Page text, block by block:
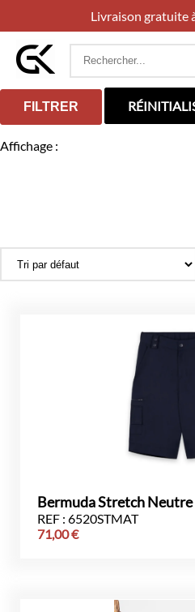
Livraison gratuite
Rechercher
FILTRER
Affichage :
Bermuda Stretch Neutre
REF : 6520STMAT
71,00€